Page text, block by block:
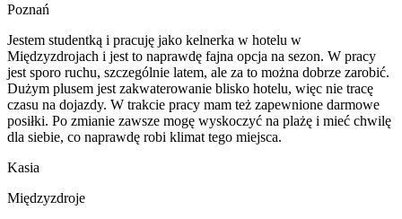
Poznań
Jestem studentką i pracuję jako kelnerka w hotelu w
Międzyzdrojach i jest to naprawdę fajna opcja na sezon. W pracy
jest sporo ruchu, szczególnie latem, ale za to można dobrze zarobić.
Dużym plusem jest zakwaterowanie blisko hotelu, więc nie tracę
czasu na dojazdy. W trakcie pracy mam też zapewnione darmowe
posiłki. Po zmianie zawsze mogę wyskoczyć na plażę i mieć chwilę
dla siebie, co naprawdę robi klimat tego miejsca.
Kasia
Międzyzdroje